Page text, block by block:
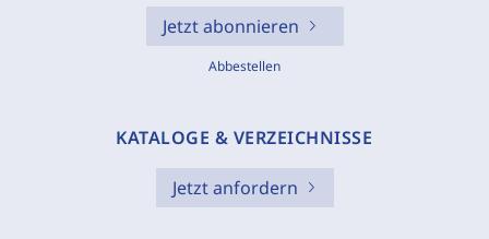
Jetzt abonnieren
Abbestellen
KATALOGE & VERZEICHNISSE
Jetzt anfordern